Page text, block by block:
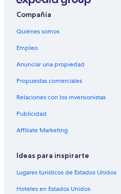
Compañía
Quiénes somos
Empleo
Anunciar una propiedad
Propuestas comerciales
Relaciones con los inversionistas
Publicidad
Affiliate Marketing
Ideas para inspirarte
Lugares turísticos de Estados Unidos
Hoteles en Estados Unidos